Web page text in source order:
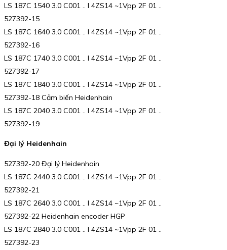
LS 187C 1540 3.0 C001 .. I 4ZS14 ~1Vpp 2F 01 ..
527392-15
LS 187C 1640 3.0 C001 .. I 4ZS14 ~1Vpp 2F 01 ..
527392-16
LS 187C 1740 3.0 C001 .. I 4ZS14 ~1Vpp 2F 01 ..
527392-17
LS 187C 1840 3.0 C001 .. I 4ZS14 ~1Vpp 2F 01 ..
527392-18 Cảm biến Heidenhain
LS 187C 2040 3.0 C001 .. I 4ZS14 ~1Vpp 2F 01 ..
527392-19
Đại lý Heidenhain
527392-20 Đại lý Heidenhain
LS 187C 2440 3.0 C001 .. I 4ZS14 ~1Vpp 2F 01 ..
527392-21
LS 187C 2640 3.0 C001 .. I 4ZS14 ~1Vpp 2F 01 ..
527392-22 Heidenhain encoder HGP
LS 187C 2840 3.0 C001 .. I 4ZS14 ~1Vpp 2F 01 ..
527392-23